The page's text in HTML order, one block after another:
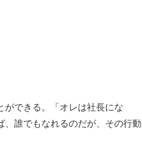
ができる。「オレは社長にな
、誰でもなれるのだが、その行動